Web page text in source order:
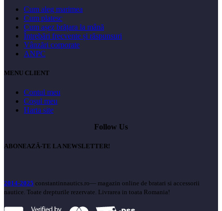
Cum aleg marimea
Cum platesc
Cum așez brățara la mână
Întrebări frecvente și răspunsuri
Vânzări corporate
ANPC
MENU CLIENT
Contul meu
Coșul meu
Harta site
Follow Us
ABONEAZĂ-TE LA NEWSLETTER!
2014-2025 constantinnautics.ro— magazin online de bratari si accessorii
nautice. Toate drepturile rezervate. Livrarea in toata Romania!